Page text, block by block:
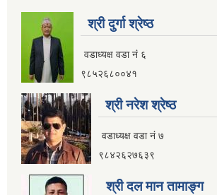
श्री दुर्गा श्रेष्ठ
वडाध्यक्ष वडा नं ६
९८५२६८००४१
श्री नरेश श्रेष्ठ
वडाध्यक्ष वडा नं ७
९८४२६२७६३९
श्री दल मान तामाङ्ग